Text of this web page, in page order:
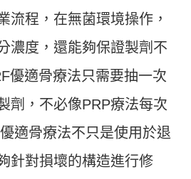
流程，在無菌環境操作，
濃度，還能夠保證製劑不
優適骨療法只需要抽一次
劑，不必像PRP療法每次
適骨療法不只是使用於退
針對損壞的構造進行修